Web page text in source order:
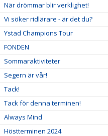
När drömmar blir verklighet!
Vi söker ridlärare - är det du?
Ystad Champions Tour
FONDEN
Sommaraktiviteter
Segern är vår!
Tack!
Tack för denna terminen!
Always Mind
Höstterminen 2024